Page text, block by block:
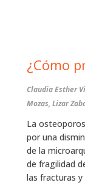
¿Cómo
Claudia Esther
Mozas, Lizar
La
por una
de la
de fragilidad
las fracturas y